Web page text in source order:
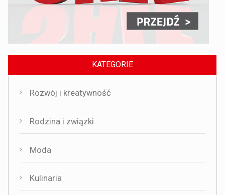
KATEGORIE
Rozwój i kreatywność
Rodzina i związki
Moda
Kulinaria